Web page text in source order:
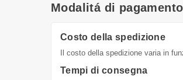
Modalitá di
Costo della spedizione
Il costo della spedizione varia in
Tempi di consegna